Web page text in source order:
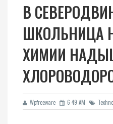
В
ШКОЛЬНИЦА
ХИМИИ
Wpfreeware 6:49 AM